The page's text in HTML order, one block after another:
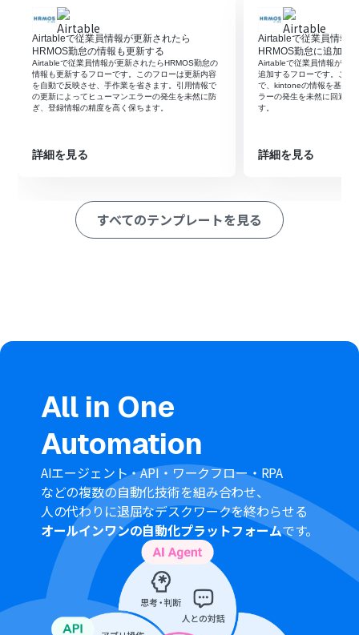
はじめに、Google Drive、Google スプレッドシート、
HRMOS勤怠をYoomと連携します。
トリガーでGoogle Driveを選択し、「特定のファイルが
作成または更新されたら」アクションを設定し、対象の
CSVファイルを指定します。
次に、オペレーションで分岐機能を設定し、特定のファ
イル名など、任意の条件に合致した場合のみ後続の処理に
換する」アクションで、CSVデータを処理しやすい形式に
る」アクションで、変換したシートからユーザー情報を一
括で取得します。
繰り返し処理機能で、取得したユーザー情報を1件ずつ処
ペレーション」：トリガー起動後、フロー内で処理を行うアク
Google Driveのトリガー設定では、監視対象としたいフ
ォルダのIDや特定のファイル名を任意で指定してくださ
い。
分岐機能では、ファイル名や更新日時など、前のステップ
で取得した情報をもとに後続の処理を実行する条件を自
由に設定できます。
Google スプレッドシートからレコードを取得する際に、
対象のスプレッドシートIDやシート名、検索条件などを
環境に合わせて設定してください。
繰り返し処理機能では、Google スプレッドシートから取
得した一覧データの中から、どの情報を繰り返し処理の
対象にするかを設定します。
HRMOS勤怠に登録する各項目（氏名、メールアドレスな
ど）には、CSVファイルから取得したどの列の情報を割り
当てるかを自由にマッピングできます。
Airtableで従業員情報が更新されたら
HRMOS勤怠の情報も更新する
Airtableで従業員情報が更新されたらHRMOS勤怠の
情報も更新するフローです。このフローは更新内容
を自動で反映させ、手作業を省きます。引用情報で
の更新によってヒューマンエラーの発生を未然に防
ぎ、登録情報の精度を高く保ちます。
詳細を見る
Airtableで従業員情報
HRMOS勤怠に追加す
Airtableで従業員情報が登
追加するフローです。この
で、kintoneの情報を基に
ラーの発生を未然に回避し
す。
詳細を見る
すべてのテンプレートを見る
All in One
Automation
AIエージェント・API・ワークフロー・RPA
などの複数の自動化技術を組み合わせ、
人の代わりに退屈なデスクワークを終わらせる
オールインワンの自動化プラットフォームです。